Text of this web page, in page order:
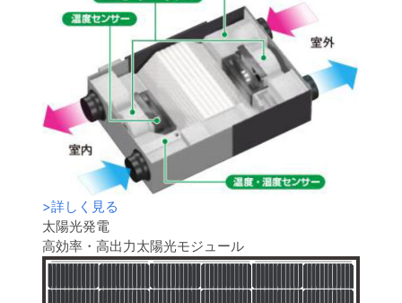
>詳しく見る
太陽光発電
高効率・高出力太陽光モジュール